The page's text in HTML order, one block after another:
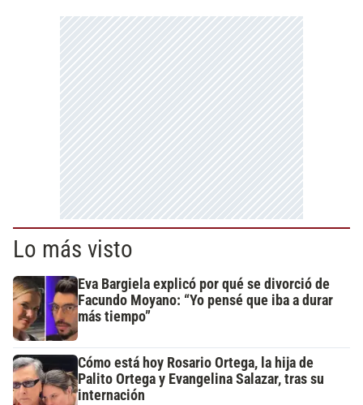
Lo más visto
Eva Bargiela explicó por qué se divorció de
Facundo Moyano: “Yo pensé que iba a durar
más tiempo”
Cómo está hoy Rosario Ortega, la hija de
Palito Ortega y Evangelina Salazar, tras su
internación